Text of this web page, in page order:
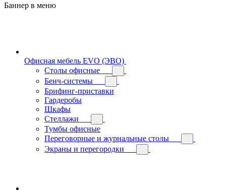
Баннер в меню
Офисная мебель EVO (ЭВО)
Cтолы офисные
Бенч-системы
Брифинг-приставки
Гардеробы
Шкафы
Стеллажи
Тумбы офисные
Переговорные и журнальные столы
Экраны и перегородки